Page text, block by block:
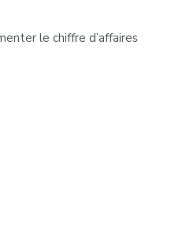
le chiffre d’affaires